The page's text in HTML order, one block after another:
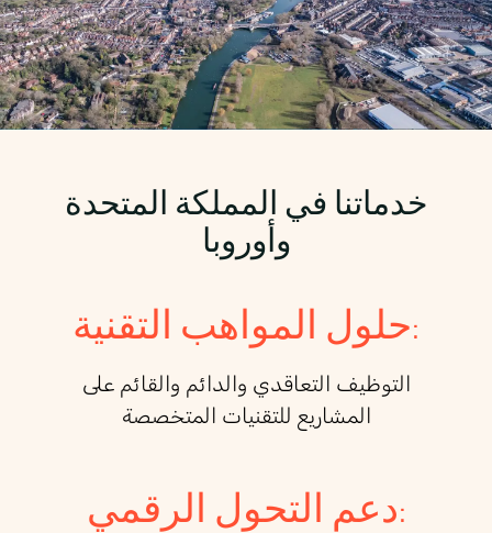
خدماتنا في المملكة المتحدة
وأوروبا
حلول المواهب التقنية:
التوظيف التعاقدي والدائم والقائم على
المشاريع للتقنيات المتخصصة
دعم التحول الرقمي: